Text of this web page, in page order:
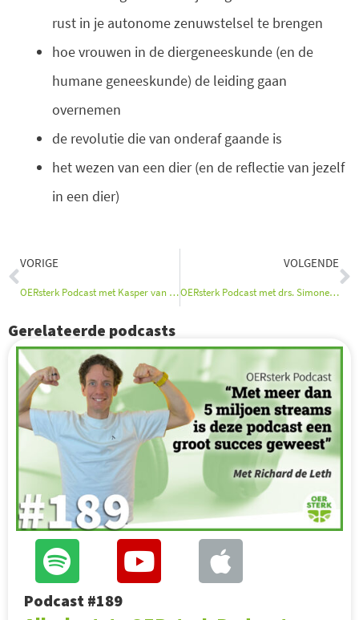
rust in je autonome zenuwstelsel te brengen
hoe vrouwen in de diergeneeskunde (en de
humane geneeskunde) de leiding gaan
overnemen
de revolutie die van onderaf gaande is
het wezen van een dier (en de reflectie van jezelf
in een dier)
Vorige
VORIGE
OERsterk Podcast met Kasper van der Meulen
VOLGENDE
OERsterk Podcast met drs. Simone Ardesch
Gerelateerde podcasts
Podcast #189